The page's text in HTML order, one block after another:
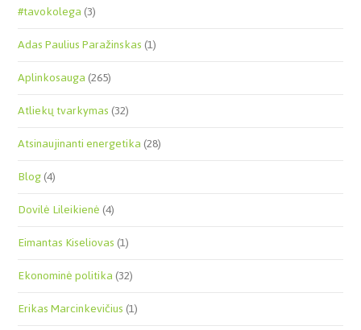
#tavokolega(3)
Adas Paulius Paražinskas(1)
Aplinkosauga(265)
Atliekų tvarkymas(32)
Atsinaujinanti energetika(28)
Blog(4)
Dovilė Lileikienė(4)
Eimantas Kiseliovas(1)
Ekonominė politika(32)
Erikas Marcinkevičius(1)